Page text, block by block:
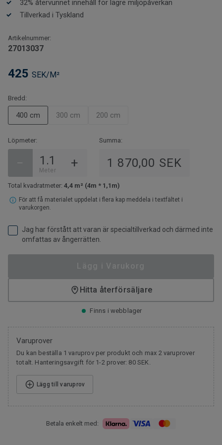
att mönstret ska gå ihop. Antal centimeter är således
hur mycket intilliggande våd ska förskjutas.
Vad är viktigt att tänka på vid köp av vinylmatta?
här för praktisk information.
32% återvunnet innehåll för lägre miljöpåverkan
Tillverkad i Tyskland
Artikelnummer:
27013037
425 SEK/M²
Bredd:
400 cm 300 cm 200 cm
Löpmeter:
Meter +
Summa:
1 870,00 SEK
Total kvadratmeter: 4,4 m² (4m * 1,1m)
För att få materialet uppdelat i flera kap meddela i textfältet i
varukorgen.
Jag har förstått att varan är specialtillverkad och därmed inte
omfattas av ångerrätten.
Hitta återförsäljare
Finns i webblager
Varuprover
Du kan beställa 1 varuprov per produkt och max 2 varuprover
totalt. Hanteringsavgift för 1-2 prover: 80 SEK.
Lägg till varuprov
Betala enkelt med: